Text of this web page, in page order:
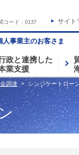
コード：0137 サイト
人事業主のお客さま
政と連携した
業支援
調達 シンジケートロー